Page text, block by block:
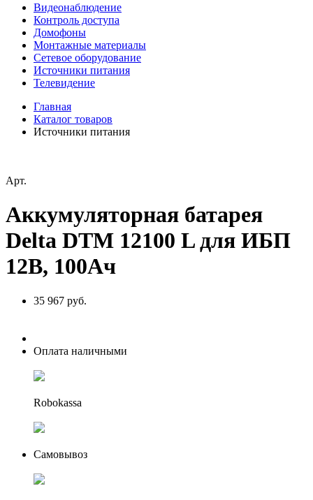
Видеонаблюдение
Контроль доступа
Домофоны
Монтажные материалы
Сетевое оборудование
Источники питания
Телевидение
Главная
Каталог товаров
Источники питания
Арт.
Аккумуляторная батарея
Delta DTM 12100 L для ИБП
12В, 100Ач
35 967 руб.
Оплата наличными
Robokassa
Самовывоз